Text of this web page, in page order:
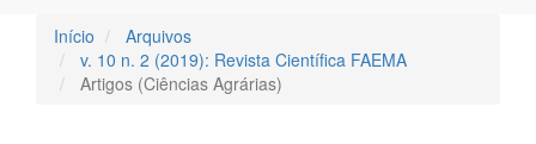
Início
Arquivos
v. 10 n. 2 (2019): Revista Científica FAEMA
Artigos (Ciências Agrárias)